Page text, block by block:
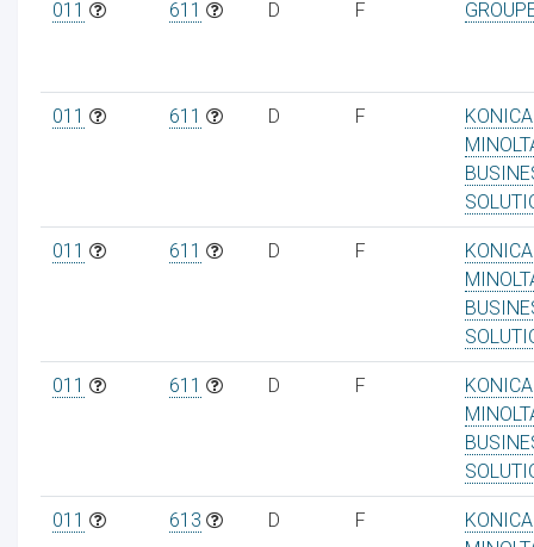
011 611 D F
011 611 D F
KONICA
011 611 D F
KONICA
011 611 D F
KONICA
011 613 D F
KONICA